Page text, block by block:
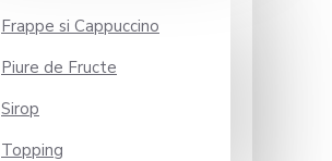
Frappe si Cappuccino
Piure de Fructe
Sirop
Topping